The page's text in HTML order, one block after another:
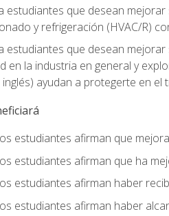
estudiantes que desean
y refrigeración (HVAC/R)
estudiantes que desean
en la industria en general y
inglés) ayudan a protegerte en el
estudiantes afirman que
estudiantes afirman que ha
estudiantes afirman haber
estudiantes afirman haber